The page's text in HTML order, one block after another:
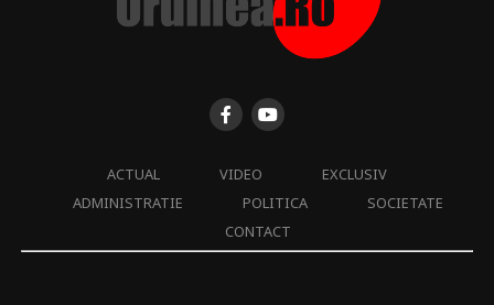
ACTUAL VIDEO
EXCLUSIV
ADMINISTRATIE
POLITICA
SOCIETATE
CONTACT